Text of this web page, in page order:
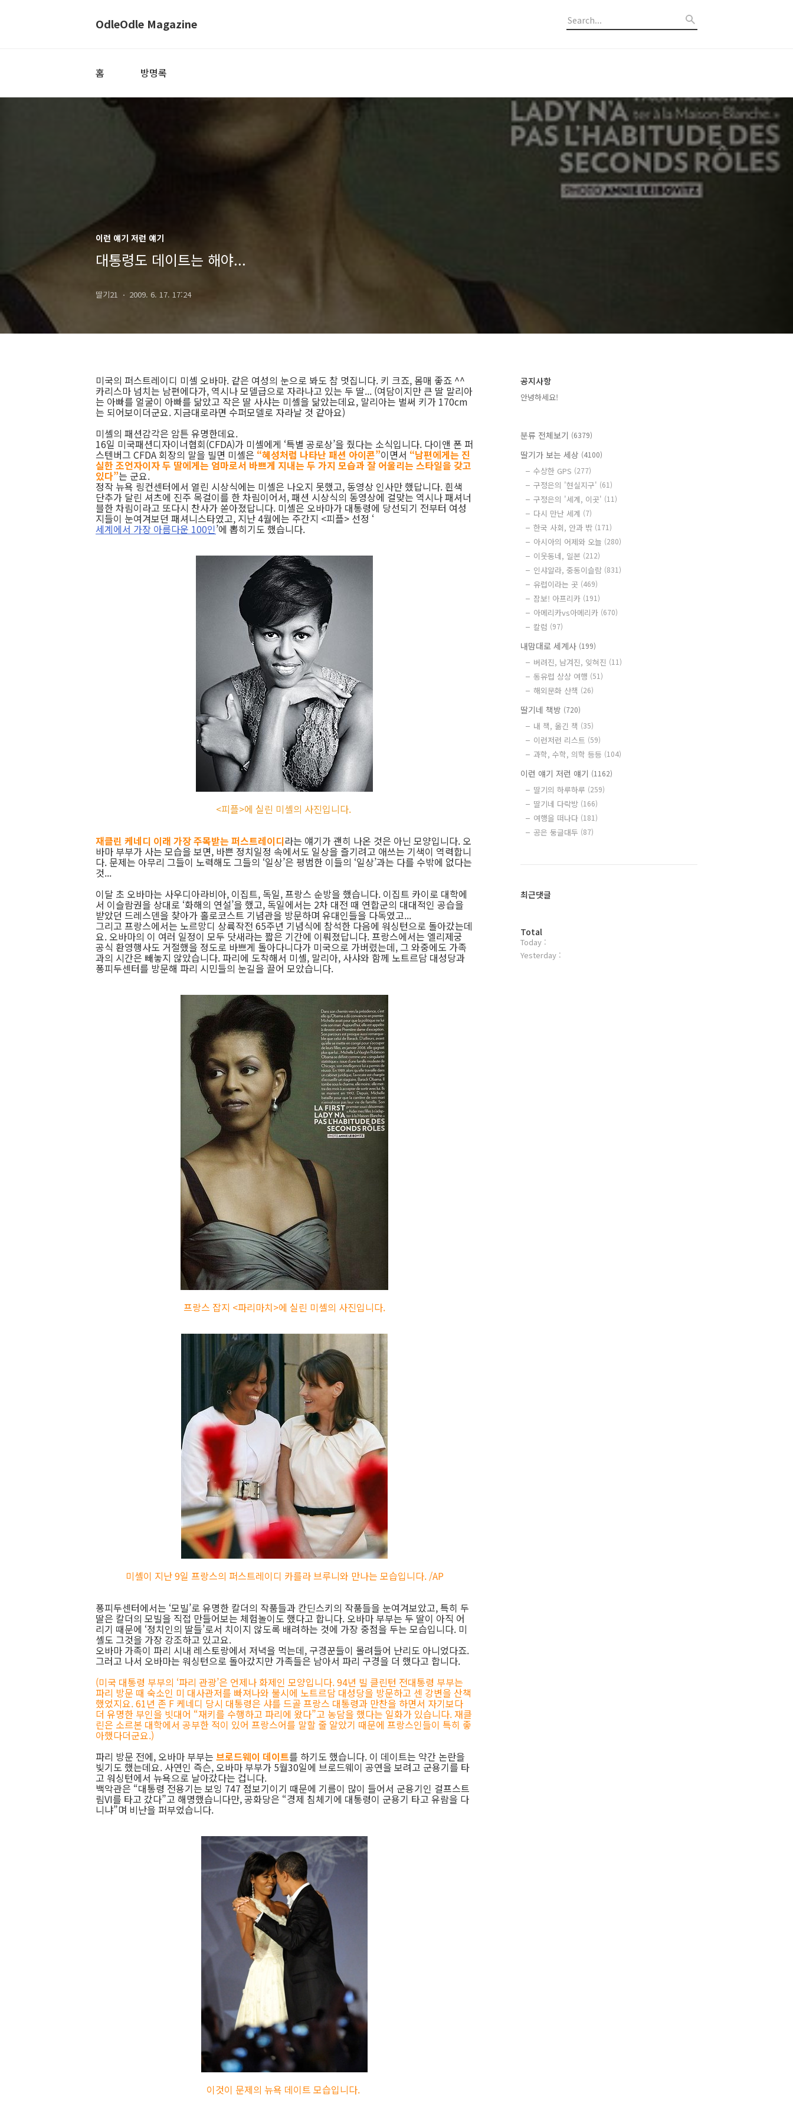
OdleOdle Magazine
홈 방명록
이런 얘기 저런 얘기
대통령도 데이트는 해야...
딸기21 2009. 6. 17. 17:24
미국의 퍼스트레이디 미셸 오바마. 같은 여성의 눈으로 봐도 참 멋집니다. 키 크죠, 몸매 좋죠 ^^
카리스마 넘치는 남편에다가, 역시나 모델급으로 자라나고 있는 두 딸... (여담이지만 큰 딸 말리아
는 아빠를 얼굴이 아빠를 닮았고 작은 딸 사샤는 미셸을 닮았는데요, 말리아는 벌써 키가 170cm
는 되어보이더군요. 지금대로라면 수퍼모델로 자라날 것 같아요)
미셸의 패션감각은 암튼 유명한데요.
16일 미국패션디자이너협회(CFDA)가 미셸에게 ‘특별 공로상’을 줬다는 소식입니다. 다이앤 폰 퍼
스텐버그 CFDA 회장의 말을 빌면 미셸은 “혜성처럼 나타난 패션 아이콘”이면서 “남편에게는 진
실한 조언자이자 두 딸에게는 엄마로서 바쁘게 지내는 두 가지 모습과 잘 어울리는 스타일을 갖고
있다”는 군요.
정작 뉴욕 링컨센터에서 열린 시상식에는 미셸은 나오지 못했고, 동영상 인사만 했답니다. 흰색
단추가 달린 셔츠에 진주 목걸이를 한 차림이어서, 패션 시상식의 동영상에 걸맞는 역시나 패셔너
블한 차림이라고 또다시 찬사가 쏟아졌답니다. 미셸은 오바마가 대통령에 당선되기 전부터 여성
지들이 눈여겨보던 패셔니스타였고, 지난 4월에는 주간지 <피플> 선정 ‘
세계에서 가장 아름다운 100인’에 뽑히기도 했습니다.
<피플>에 실린 미셸의 사진입니다.
재클린 케네디 이래 가장 주목받는 퍼스트레이디라는 얘기가 괜히 나온 것은 아닌 모양입니다. 오
바마 부부가 사는 모습을 보면, 바쁜 정치일정 속에서도 일상을 즐기려고 애쓰는 기색이 역력합니
다. 문제는 아무리 그들이 노력해도 그들의 ‘일상’은 평범한 이들의 ‘일상’과는 다를 수밖에 없다는
것...
이달 초 오바마는 사우디아라비아, 이집트, 독일, 프랑스 순방을 했습니다. 이집트 카이로 대학에
서 이슬람권을 상대로 ‘화해의 연설’을 했고, 독일에서는 2차 대전 때 연합군의 대대적인 공습을
받았던 드레스덴을 찾아가 홀로코스트 기념관을 방문하며 유대인들을 다독였고...
그리고 프랑스에서는 노르망디 상륙작전 65주년 기념식에 참석한 다음에 워싱턴으로 돌아갔는데
요. 오바마의 이 여러 일정이 모두 닷새라는 짧은 기간에 이뤄졌답니다. 프랑스에서는 엘리제궁
공식 환영행사도 거절했을 정도로 바쁘게 돌아다니다가 미국으로 가버렸는데, 그 와중에도 가족
과의 시간은 빼놓지 않았습니다. 파리에 도착해서 미셸, 말리아, 사샤와 함께 노트르담 대성당과
퐁피두센터를 방문해 파리 시민들의 눈길을 끌어 모았습니다.
프랑스 잡지 <파리마치>에 실린 미셸의 사진입니다.
미셸이 지난 9일 프랑스의 퍼스트레이디 카를라 브루니와 만나는 모습입니다. /AP
퐁피두센터에서는 ‘모빌’로 유명한 칼더의 작품들과 칸딘스키의 작품들을 눈여겨보았고, 특히 두
딸은 칼더의 모빌을 직접 만들어보는 체험놀이도 했다고 합니다. 오바마 부부는 두 딸이 아직 어
리기 때문에 ‘정치인의 딸들’로서 치이지 않도록 배려하는 것에 가장 중점을 두는 모습입니다. 미
셸도 그것을 가장 강조하고 있고요.
오바마 가족이 파리 시내 레스토랑에서 저녁을 먹는데, 구경꾼들이 몰려들어 난리도 아니었다죠.
그러고 나서 오바마는 워싱턴으로 돌아갔지만 가족들은 남아서 파리 구경을 더 했다고 합니다.
(미국 대통령 부부의 ‘파리 관광’은 언제나 화제인 모양입니다. 94년 빌 클린턴 전대통령 부부는
파리 방문 때 숙소인 미 대사관저를 빠져나와 불시에 노트르담 대성당을 방문하고 센 강변을 산책
했었지요. 61년 존 F 케네디 당시 대통령은 샤를 드골 프랑스 대통령과 만찬을 하면서 자기보다
더 유명한 부인을 빗대어 “재키를 수행하고 파리에 왔다”고 농담을 했다는 일화가 있습니다. 재클
린은 소르본 대학에서 공부한 적이 있어 프랑스어를 말할 줄 알았기 때문에 프랑스인들이 특히 좋
아했다더군요.)
파리 방문 전에, 오바마 부부는 브로드웨이 데이트를 하기도 했습니다. 이 데이트는 약간 논란을
빚기도 했는데요. 사연인 즉슨, 오바마 부부가 5월30일에 브로드웨이 공연을 보려고 군용기를 타
고 워싱턴에서 뉴욕으로 날아갔다는 겁니다.
백악관은 “대통령 전용기는 보잉 747 점보기이기 때문에 기름이 많이 들어서 군용기인 걸프스트
림VI를 타고 갔다”고 해명했습니다만, 공화당은 “경제 침체기에 대통령이 군용기 타고 유람을 다
니냐”며 비난을 퍼부었습니다.
이것이 문제의 뉴욕 데이트 모습입니다.
공지사항
안녕하세요!
분류 전체보기 (6379)
딸기가 보는 세상 (4100)
수상한 GPS (277)
구정은의 '현실지구' (61)
구정은의 '세계, 이곳' (11)
다시 만난 세계 (7)
한국 사회, 안과 밖 (171)
아시아의 어제와 오늘 (280)
이웃동네, 일본 (212)
인샤알라, 중동이슬람 (831)
유럽이라는 곳 (469)
잠보! 아프리카 (191)
아메리카vs아메리카 (670)
칼럼 (97)
내맘대로 세계사 (199)
버려진, 남겨진, 잊혀진 (11)
동유럽 상상 여행 (51)
해외문화 산책 (26)
딸기네 책방 (720)
내 책, 옮긴 책 (35)
이런저런 리스트 (59)
과학, 수학, 의학 등등 (104)
이런 얘기 저런 얘기 (1162)
딸기의 하루하루 (259)
딸기네 다락방 (166)
여행을 떠나다 (181)
공은 둥글대두 (87)
최근댓글
방
문
자
Total
Today :
Yesterday :